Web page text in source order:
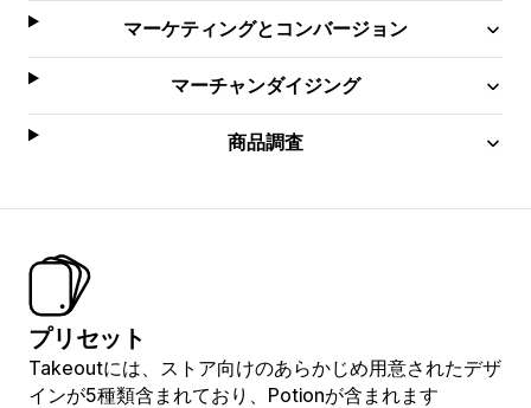
マーケティングとコンバージョン
マーチャンダイジング
商品調査
プリセット
Takeoutには、ストア向けのあらかじめ用意されたデザ
インが5種類含まれており、Potionが含まれます